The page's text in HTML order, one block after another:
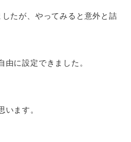
たが、やってみると意外と詰
に設定できました。
ます。